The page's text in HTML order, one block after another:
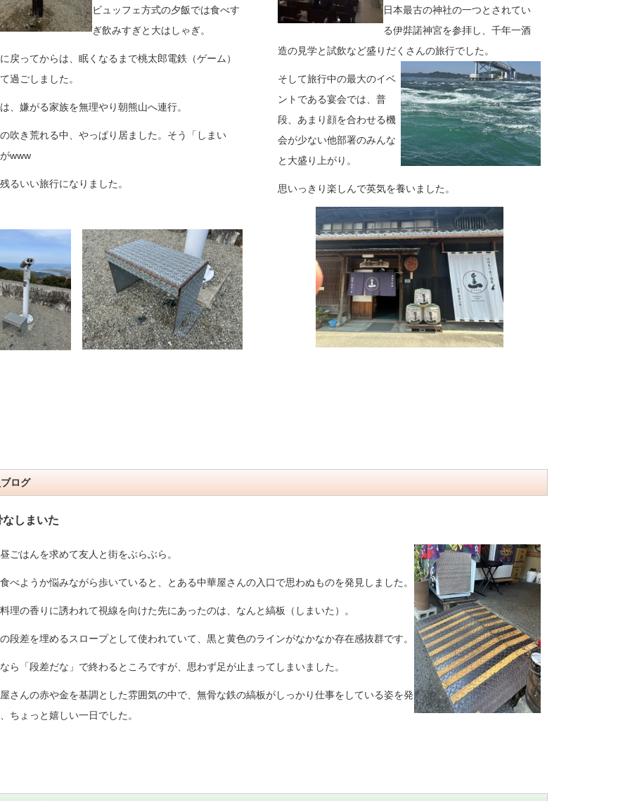
ビュッフェ方式の夕飯では食べす
ぎ飲みすぎと大はしゃぎ。
戻ってからは、眠くなるまで桃太郎電鉄（ゲーム）
過ごしました。
、嫌がる家族を無理やり朝熊山へ連行。
吹き荒れる中、やっぱり居ました。そう「しまい
www
るいい旅行になりました。
日本最古の神社の一つとされてい
る伊弉諾神宮を参拝し、千年一酒
造の見学と試飲など盛りだくさんの旅行でした。
そして旅行中の最大のイベ
ントである宴会では、普
段、あまり顔を合わせる機
会が少ない他部署のみんな
と大盛り上がり。
思いっきり楽しんで英気を養いました。
ログ
なしまいた
はんを求めて友人と街をぶらぶら。
べようか悩みながら歩いていると、とある中華屋さんの入口で思わぬものを発見しました。
理の香りに誘われて視線を向けた先にあったのは、なんと縞板（しまいた）。
段差を埋めるスロープとして使われていて、黒と黄色のラインがなかなか存在感抜群です。
ら「段差だな」で終わるところですが、思わず足が止まってしまいました。
さんの赤や金を基調とした雰囲気の中で、無骨な鉄の縞板がしっかり仕事をしている姿を発
ちょっと嬉しい一日でした。